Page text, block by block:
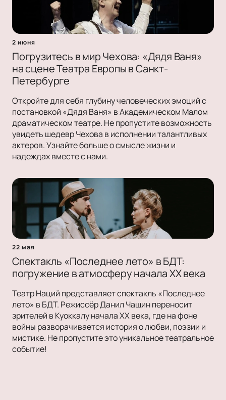
2 июня
Погрузитесь в мир Чехова: «Дядя Ваня»
на сцене Театра Европы в Санкт-
Петербурге
Откройте для себя глубину человеческих эмоций с
постановкой «Дядя Ваня» в Академическом Малом
драматическом театре. Не пропустите возможность
увидеть шедевр Чехова в исполнении талантливых
актеров. Узнайте больше о смысле жизни и
надеждах вместе с нами.
22 мая
Спектакль «Последнее лето» в БДТ:
погружение в атмосферу начала XX века
Театр Наций представляет спектакль «Последнее
лето» в БДТ. Режиссёр Данил Чащин переносит
зрителей в Куоккалу начала XX века, где на фоне
войны разворачивается история о любви, поэзии и
мистике. Не пропустите это уникальное театральное
событие!